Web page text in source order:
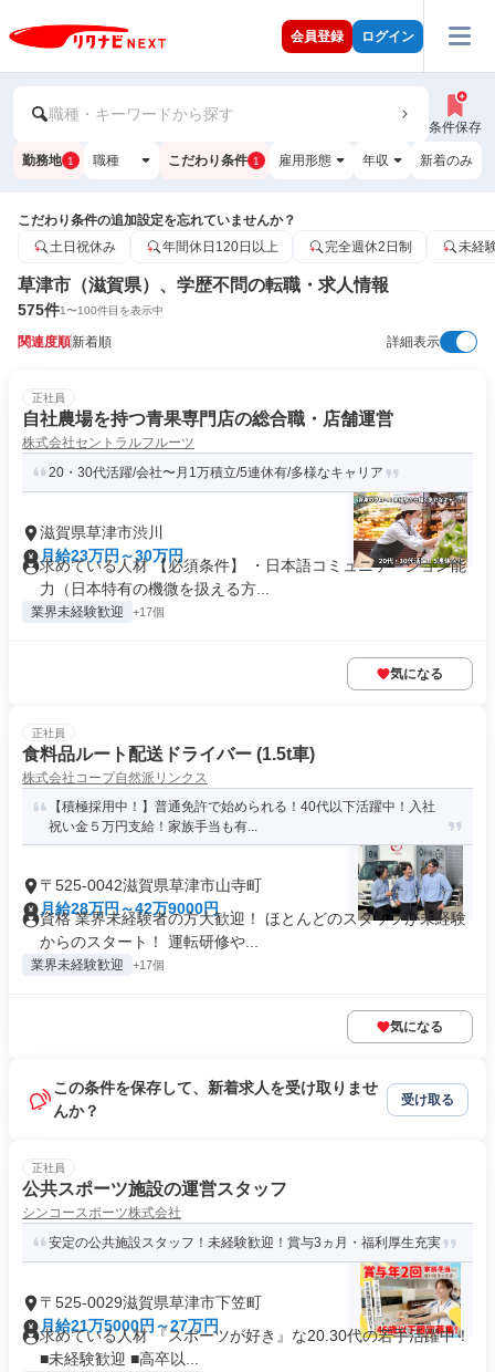
会員登録 ログイン
職種・キーワードから探す
条件保存
勤務地 1 職種 こだわり条件 1 雇用形態 年収 新着のみ
こだわり条件の追加設定を忘れていませんか？
土日祝休み
年間休日120日以上 完全週休2日制 未経
草津市（滋賀県）、学歴不問の転職・求人情報
575件1〜100件目を表示中
関連度順新着順 詳細表示
正社員
自社農場を持つ青果専門店の総合職・店舗運営
株式会社セントラルフルーツ
20・30代活躍/会社〜月1万積立/5連休有/多様なキャリア
滋賀県草津市渋川
月給23万円～30万円
求めている人材 【必須条件】 ・日本語コミュニケーション能
力（日本特有の機微を扱える方...
業界未経験歓迎 +17個
気になる
正社員
食料品ルート配送ドライバー (1.5t車)
株式会社コープ自然派リンクス
【積極採用中！】普通免許で始められる！40代以下活躍中！入社
祝い金５万円支給！家族手当も有...
〒525-0042滋賀県草津市山寺町
月給28万円～42万9000円
資格 業界未経験者の方大歓迎！ ほとんどのスタッフが未経験
からのスタート！ 運転研修や...
業界未経験歓迎 +17個
気になる
この条件を保存して、新着求人を受け取りませ
んか？
受け取る
正社員
公共スポーツ施設の運営スタッフ
シンコースポーツ株式会社
安定の公共施設スタッフ！未経験歓迎！賞与3ヵ月・福利厚生充実
〒525-0029滋賀県草津市下笠町
月給21万5000円～27万円
求めている人材 『スポーツが好き』な20.30代の若手活躍中！
■未経験歓迎 ■高卒以...